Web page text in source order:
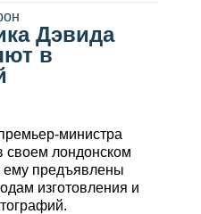
Дэвида
в
министра
своем лондонском
предъявлены
изготовления и